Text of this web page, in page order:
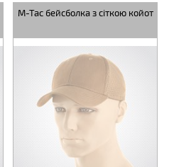
M-Tac бейсболка з сіткою койот